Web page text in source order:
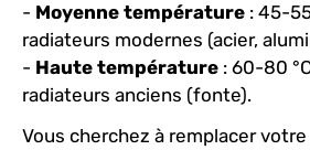
- Moyenne température : 45-
radiateurs modernes (acier,
- Haute température : 60-80
radiateurs anciens (fonte).
Vous cherchez à remplacer